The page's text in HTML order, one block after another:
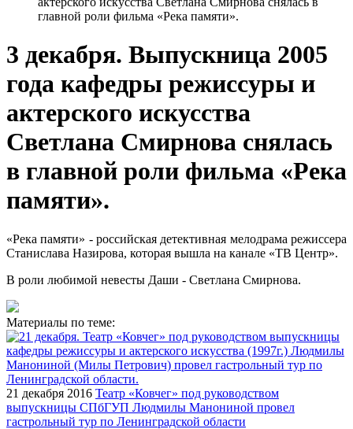
главной роли фильма «Река памяти».
3 декабря. Выпускница 2005
года кафедры режиссуры и
актерского искусства
Светлана Смирнова снялась
в главной роли фильма «Река
памяти».
«Река памяти» - российская детективная мелодрама режиссера
Станислава Назирова, которая вышла на канале «ТВ Центр».
В роли любимой невесты Даши - Светлана Смирнова.
Материалы по теме:
21 декабря 2016 Театр «Ковчег» под руководством
выпускницы СПбГУП Людмилы Манониной провел
гастрольный тур по Ленинградской области